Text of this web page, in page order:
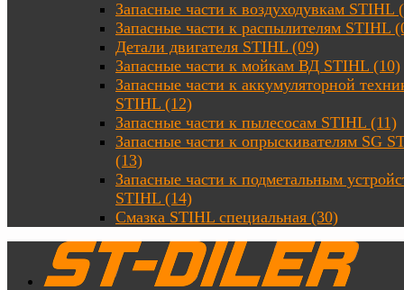
Запасные части к воздуходувкам STIHL
Запасные части к распылителям STIHL
Детали двигателя STIHL (09)
Запасные части к мойкам ВД STIHL (10)
Запасные части к аккумуляторной
STIHL (12)
Запасные части к пылесосам STIHL (11)
Запасные части к опрыскивателям SG
(13)
Запасные части к подметальным
STIHL (14)
Смазка STIHL специальная (30)